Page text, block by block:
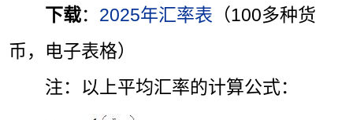
下载： 2025年汇率表 （100多种货
币，电子表格）
注：以上平均汇率的计算公式：